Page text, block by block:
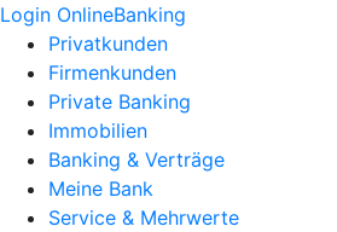
Login OnlineBanking
Privatkunden
Firmenkunden
Private Banking
Immobilien
Banking & Verträge
Meine Bank
Service & Mehrwerte